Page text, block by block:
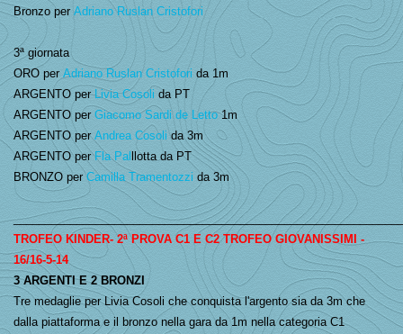
Bronzo per Adriano Ruslan Cristofori
3ª giornata
ORO per Adriano Ruslan Cristofori da 1m
ARGENTO perLivia Cosoli da PT
ARGENTO per Giacomo Sardi de Letto1m
ARGENTO perAndrea Cosoli da 3m
ARGENTO perFla Palllotta da PT
BRONZO perCamilla Tramentozzi da 3m
TROFEO KINDER- 2ª PROVA C1 E C2 TROFEO GIOVANISSIMI -
16/16-5-14
3 ARGENTI E 2 BRONZI
Tre medaglie per Livia Cosoli che conquista l'argento sia da 3m che
dalla piattaforma e il bronzo nella gara da 1m nella categoria C1